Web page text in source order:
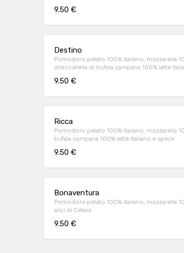
9.50 €
Destino
Pomodoro pelato 100% italiano, mozzarella
stracciatella di bufala campana 100% latte
9.50 €
Ricca
Pomodoro pelato 100% italiano, mozzarella
bufala campana 100% latte italiano e speck
9.50 €
Bonaventura
Pomodoro pelato 100% italiano, mozzarella
alici di Cetara
9.50 €